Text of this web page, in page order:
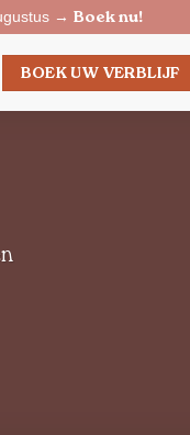
→ Boek nu!
BOEK UW VERBLIJF